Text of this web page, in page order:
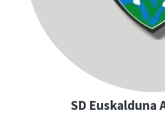
SD Euskalduna